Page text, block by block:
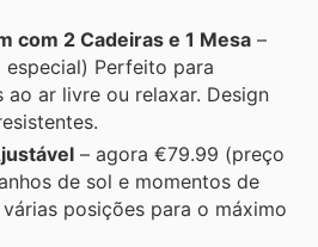
com 2 Cadeiras e 1 Mesa –
Perfeito para
ar livre ou relaxar. Design
– agora €79.99 (preço
de sol e momentos de
posições para o máximo